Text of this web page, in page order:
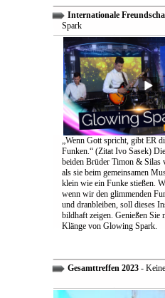
Internationale
Spark
„Wenn Gott spricht, gibt ER
Funken.“ (Zitat Ivo Sasek)
beiden Brüder Timon & Silas
als sie beim gemeinsamen
klein wie ein Funke stießen.
wenn wir den glimmenden
und dranbleiben, soll dieses
bildhaft zeigen. Genießen Sie
Klänge von Glowing Spark.
Gesamttreffen 2023- Keine